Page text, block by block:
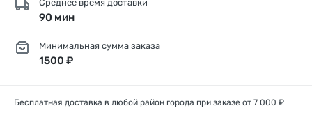
Среднее время доставки
90 мин
Минимальная сумма заказа
1500 ₽
Бесплатная доставка в любой район города при заказе от 7 000 ₽